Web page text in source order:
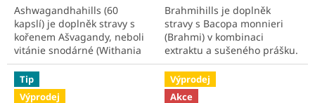
Ashwagandhahills (60
kapslí) je doplněk stravy s
kořenem Ašvagandy, neboli
vitánie snodárné (Withania
somnifera) v kombinaci
extraktu a sušeného prášku.
Praktické kapsle pro...
Brahmihills je doplněk
stravy s Bacopa monnieri
(Brahmi) v kombinaci
extraktu a sušeného prášku.
Brahmi je v ajurvédě
tradičně používaná jako
„nervové tonikum“ a je
Tip
Výprodej
Výprodej
Akce